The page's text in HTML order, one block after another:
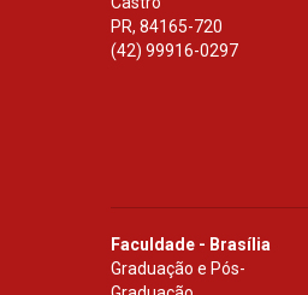
PR, 84165-720
(42) 99916-0297
Faculdade - Brasília
Graduação e Pós-